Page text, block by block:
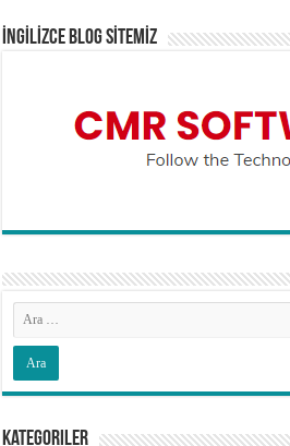
İNGİLİZCE BLOG SİTEMİZ
Kategoriler